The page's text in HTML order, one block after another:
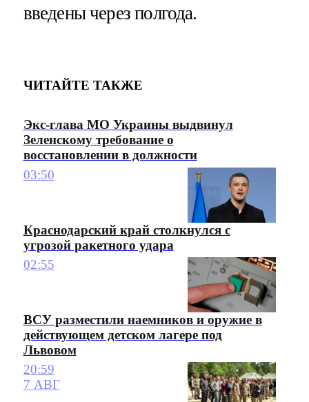
введены через полгода.
ЧИТАЙТЕ ТАКЖЕ
Экс-глава МО Украины выдвинул
Зеленскому требование о
восстановлении в должности
03:50
Краснодарский край столкнулся с
угрозой ракетного удара
02:55
ВСУ разместили наемников и оружие в
действующем детском лагере под
Львовом
20:59
7 АВГ